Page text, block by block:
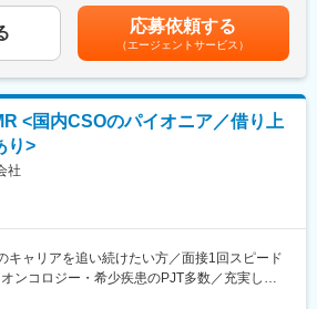
験者）28歳：642万（月給＋日当＋住宅手
経験者）33歳：712万（月給＋日当＋住宅手
定める業務
を行います。
分に、どのような効果があって、誰に使うと良
が付加されて、初めて効果的に使うことがで
切な医薬品情報の提供を通じて、患者さんの
に貢献することができます。
：座学研修（導入教育）のみ
、営業方法についての知識を身につけます。
、Web講義、e-Learning、集合研修を組み合
定試験に100％を担保する対策講座がありま
により決定します。※年収の他に別途日当（月額
当有昇給：年1回★頑張りに応じて年収UP★赴
幅に年収をUPできます。（年2回業績給改
も目安の金額であり、選考を通じて上下する
月給(月額)は固定手当を含めた表記です。
応募依頼する
（エージェントサービス）
<国内CSOのパイオニア／借り上
り>
社
キャリアを追い続けたい方／面接1回スピード
ンコロジー・希少疾患のPJT多数／充実した